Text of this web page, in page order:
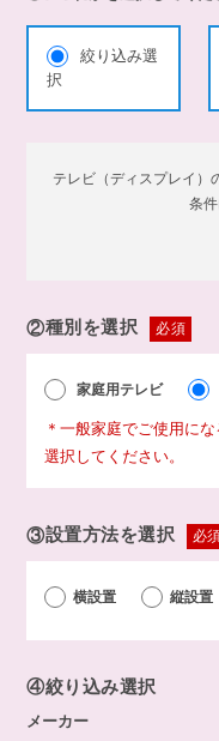
絞り込み選
択
テレビ（ディスプレイ）
条
②種別を選択 必須
家庭用テレビ
＊一般家庭でご使用に
選択してください。
③設置方法を選択 必
横設置 縦設置
④絞り込み選択
メーカー